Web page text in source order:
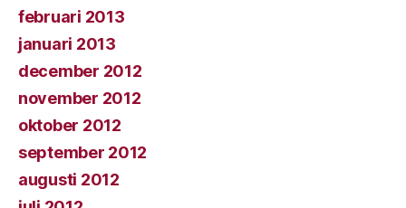
februari 2013
januari 2013
december 2012
november 2012
oktober 2012
september 2012
augusti 2012